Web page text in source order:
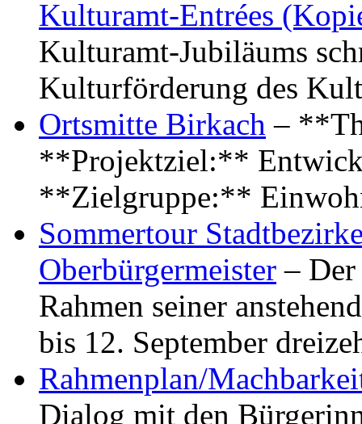
Kulturamt-Entrées
Kulturamt-Jubiläums
Kulturförderung des
Ortsmitte Birkach –
**Projektziel:**
**Zielgruppe:**
Sommertour
Oberbürgermeister –
Rahmen seiner
bis 12. September
Rahmenplan/
Dialog mit den